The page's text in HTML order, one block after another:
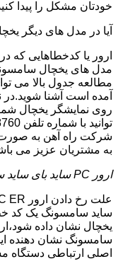
خودتان مشکل را پیدا
آیا در مدل های دیگر
مدل های یخچال
مطالعه جدول بالا می
آمده است آشنا
روی نمایشگر یخچال
به مشتریان عزیز می
ارور PC ساید بای ساید سامسونگ
ساید سامسونگ یک کد
سامسونگ نشان
اصلی ارتباطی دستگاه